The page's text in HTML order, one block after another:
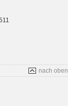
nach oben